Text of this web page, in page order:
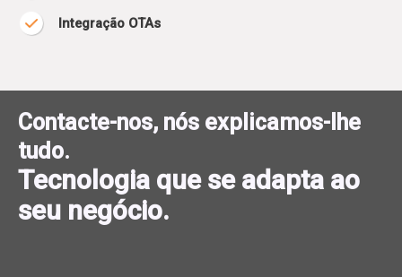
Integração OTAs
Contacte-nos, nós explicamos-lhe
tudo.
Tecnologia que se adapta ao
seu negócio.